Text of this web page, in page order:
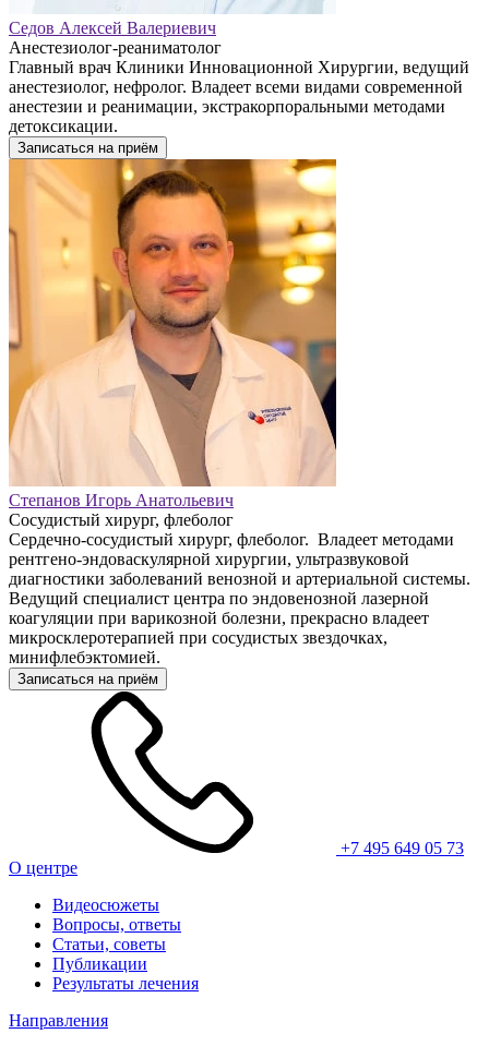
Седов Алексей Валериевич
Анестезиолог-реаниматолог
Главный врач Клиники Инновационной Хирургии, ведущий
анестезиолог, нефролог. Владеет всеми видами современной
анестезии и реанимации, экстракорпоральными методами
детоксикации.
Записаться на приём
Степанов Игорь Анатольевич
Сосудистый хирург, флеболог
Сердечно-сосудистый хирург, флеболог. Владеет методами
рентгено-эндоваскулярной хирургии, ультразвуковой
диагностики заболеваний венозной и артериальной системы.
Ведущий специалист центра по эндовенозной лазерной
коагуляции при варикозной болезни, прекрасно владеет
микросклеротерапией при сосудистых звездочках,
минифлебэктомией.
Записаться на приём
+7 495 649 05 73
О центре
Видеосюжеты
Вопросы, ответы
Статьи, советы
Публикации
Результаты лечения
Направления